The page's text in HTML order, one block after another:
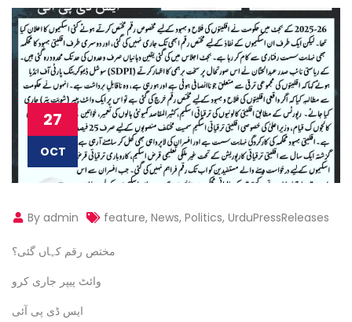
27
OCT
By admin feature, News, Politics, UrduPressReleases
مختص رقم کہاں گئی؟
وائٹ پیپر جاری کرو
ایس ڈی پی آئی